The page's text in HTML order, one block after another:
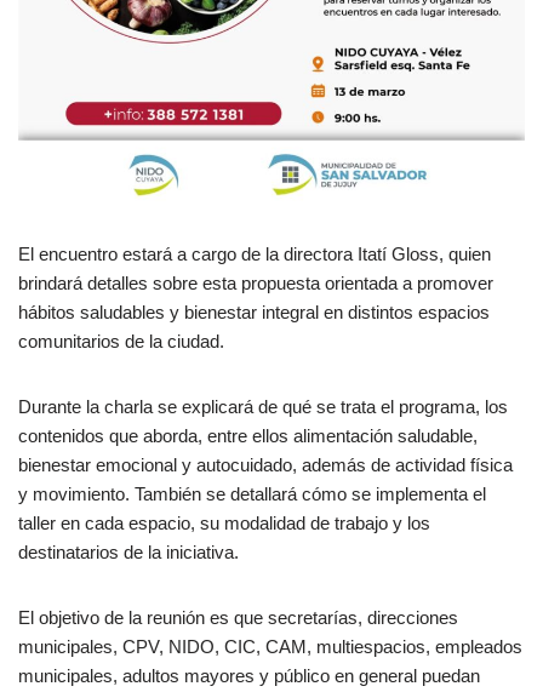
El encuentro estará a cargo de la directora Itatí Gloss, quien
brindará detalles sobre esta propuesta orientada a promover
hábitos saludables y bienestar integral en distintos espacios
comunitarios de la ciudad.
Durante la charla se explicará de qué se trata el programa, los
contenidos que aborda, entre ellos alimentación saludable,
bienestar emocional y autocuidado, además de actividad física
y movimiento. También se detallará cómo se implementa el
taller en cada espacio, su modalidad de trabajo y los
destinatarios de la iniciativa.
El objetivo de la reunión es que secretarías, direcciones
municipales, CPV, NIDO, CIC, CAM, multiespacios, empleados
municipales, adultos mayores y público en general puedan